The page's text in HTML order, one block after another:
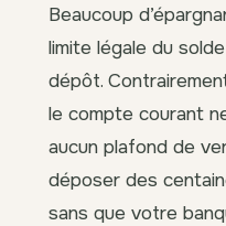
Beaucoup
limite légale du
dépôt.
le compte courant
aucun plafond de
déposer des
sans que votre